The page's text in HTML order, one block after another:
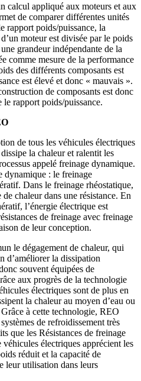
calcul appliqué aux moteurs et aux
de comparer différentes unités
rapport poids/puissance, la
moteur est divisée par le poids
grandeur indépendante de la
comme mesure de la performance
des différents composants est
est élevé et donc « mauvais ».
de composants est donc
rapport poids/puissance.
de tous les véhicules électriques
la chaleur et ralentit les
appelé freinage dynamique.
dynamique : le freinage
Dans le freinage rhéostatique,
chaleur dans une résistance. En
l’énergie électrique est
de freinage avec freinage
de leur conception.
le dégagement de chaleur, qui
d’améliorer la dissipation
souvent équipées de
aux progrès de la technologie
électriques sont de plus en
la chaleur au moyen d’eau ou
à cette technologie, REO
de refroidissement très
que les Résistances de freinage
électriques apprécient les
réduit et la capacité de
leur utilisation dans leurs